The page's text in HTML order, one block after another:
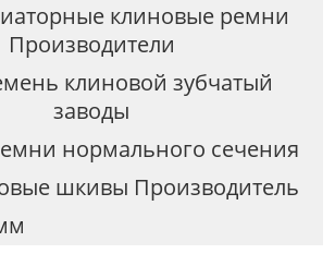
клиновые ремни
Производители
клиновой зубчатый
заводы
нормального сечения
шкивы Производитель